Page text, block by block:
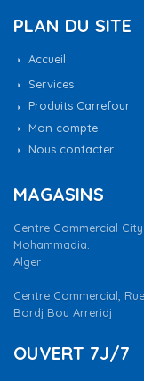
PLAN DU SITE
Accueil
Services
Produits Carrefour
Mon compte
Nous contacter
MAGASINS
Centre Commercial
Mohammadia.
Alger
Centre Commercial,
Bordj Bou Arreridj
OUVERT 7J/7